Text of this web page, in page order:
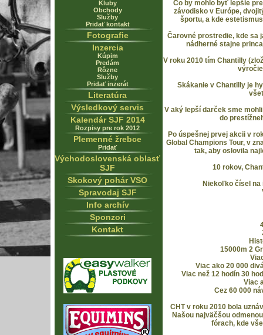
Kluby
Obchody
Služby
Pridať kontakt
Fotografie
Inzercia
Kúpim
Predám
Rôzne
Služby
Pridať inzerát
Literatúra
Výsledkový servis
Kalendár SJF 2014
Rozpisy pre rok 2012
Plemenné žrebce
Pridať
Východoslovenská oblasť
SJF
Skokový pohár VSO
Spravodaj SJF
Info archív
Sponzori
Kontakt
Čo by mohlo byť lepšie
závodisko v Európe,
športu, a kde
Čarovné prostredie, kde sa
nádherné stajne
V roku 2010 tím Chantilly
Skákanie v Chantilly je
V aký lepší darček sme
do
Po úspešnej prvej akcii v
Global Champions Tour, v
tak, aby oslovila
10 rokov,
Niekoľko čísel na
15000m 2
Viac ako 20 000
Viac než 12 hodín 30
Viac
Cez 60 000
CHT v roku 2010 bola
Našou najväčšou
fórach, kde